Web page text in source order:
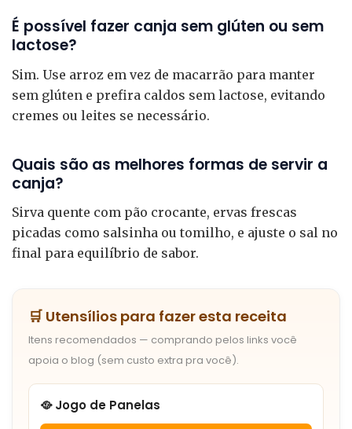
É possível fazer canja sem glúten ou sem
lactose?
Sim. Use arroz em vez de macarrão para manter
sem glúten e prefira caldos sem lactose, evitando
cremes ou leites se necessário.
Quais são as melhores formas de servir a
canja?
Sirva quente com pão crocante, ervas frescas
picadas como salsinha ou tomilho, e ajuste o sal no
final para equilíbrio de sabor.
🛒 Utensílios para fazer esta receita
Itens recomendados — comprando pelos links você
apoia o blog (sem custo extra pra você).
🥘 Jogo de Panelas